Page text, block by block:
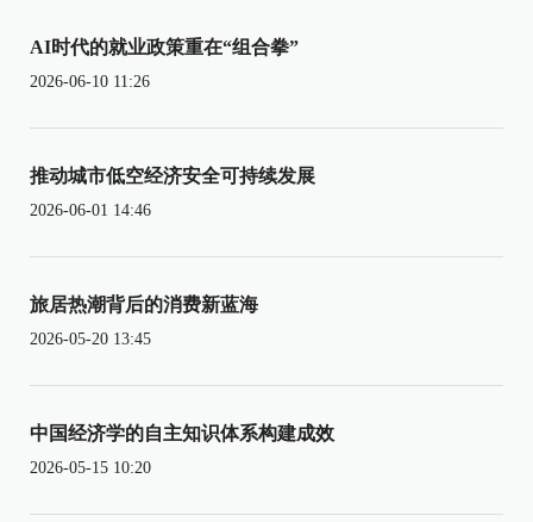
AI时代的就业政策重在“组合拳”
2026-06-10 11:26
推动城市低空经济安全可持续发展
2026-06-01 14:46
旅居热潮背后的消费新蓝海
2026-05-20 13:45
中国经济学的自主知识体系构建成效
2026-05-15 10:20